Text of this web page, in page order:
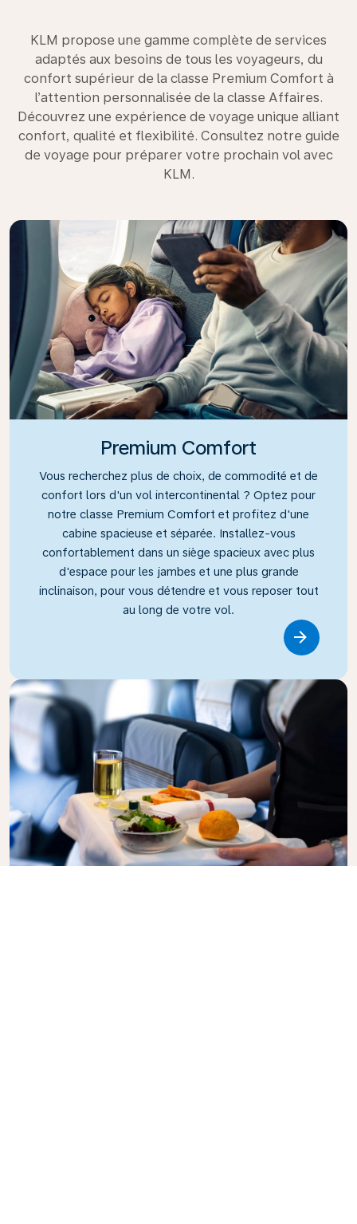
KLM propose une gamme complète de services
adaptés aux besoins de tous les voyageurs, du
confort supérieur de la classe Premium Comfort à
l’attention personnalisée de la classe Affaires.
Découvrez une expérience de voyage unique alliant
confort, qualité et flexibilité. Consultez notre guide
de voyage pour préparer votre prochain vol avec
KLM.
Premium Comfort
Vous recherchez plus de choix, de commodité et de
confort lors d'un vol intercontinental ? Optez pour
notre classe Premium Comfort et profitez d'une
cabine spacieuse et séparée. Installez-vous
confortablement dans un siège spacieux avec plus
d'espace pour les jambes et une plus grande
inclinaison, pour vous détendre et vous reposer tout
au long de votre vol.